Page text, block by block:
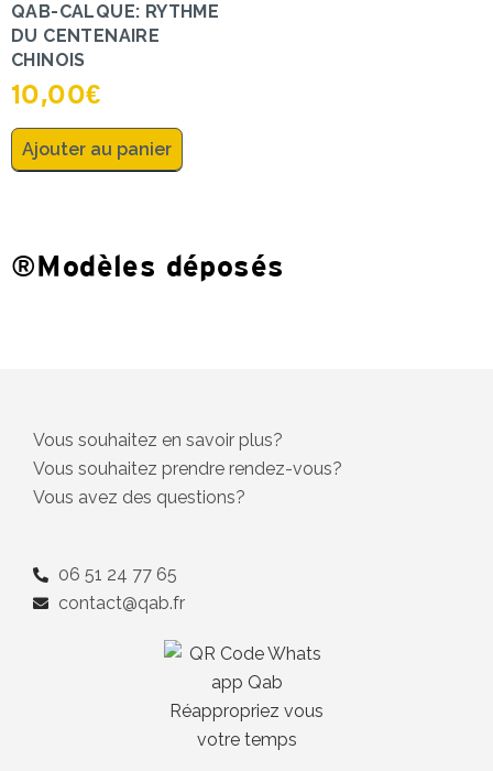
QAB-CALQUE: RYTHME
DU CENTENAIRE
CHINOIS
10,00€
Ajouter au panier
®Modèles déposés
Vous souhaitez en savoir plus?
Vous souhaitez prendre rendez-vous?
Vous avez des questions?
06 51 24 77 65
contact@qab.fr